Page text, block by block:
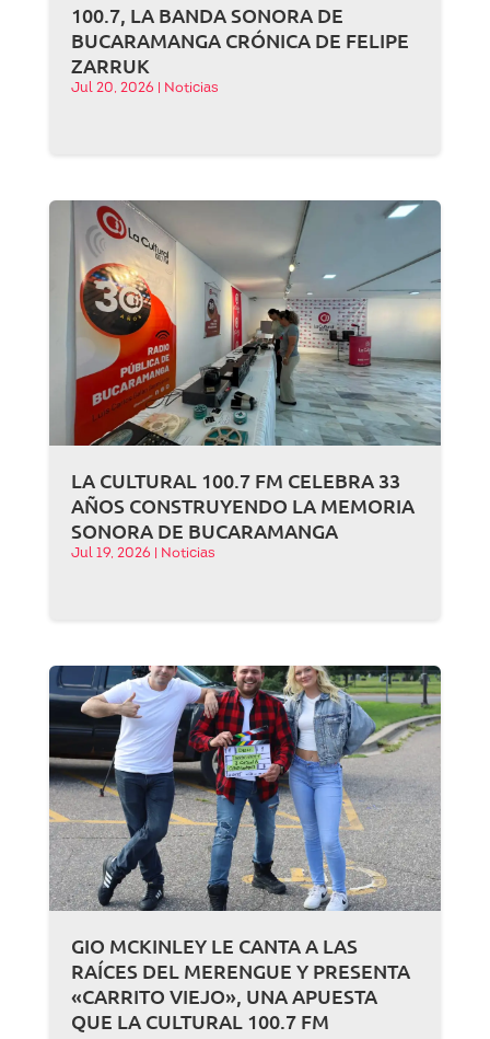
100.7, LA BANDA SONORA DE
BUCARAMANGA CRÓNICA DE FELIPE
ZARRUK
Jul 20, 2026 Noticias
LA CULTURAL 100.7 FM CELEBRA 33
AÑOS CONSTRUYENDO LA MEMORIA
SONORA DE BUCARAMANGA
Jul 19, 2026 Noticias
GIO MCKINLEY LE CANTA A LAS
RAÍCES DEL MERENGUE Y PRESENTA
«CARRITO VIEJO», UNA APUESTA
QUE LA CULTURAL 100.7 FM